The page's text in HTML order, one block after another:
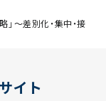
〜差別化・集中・接
イト